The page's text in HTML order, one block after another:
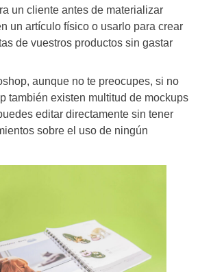
un cliente antes de materializar
un artículo físico o usarlo para crear
de vuestros productos sin gastar
aunque no te preocupes, si no
también existen multitud de mockups
editar directamente sin tener
sobre el uso de ningún